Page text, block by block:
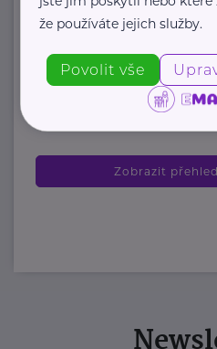
poskytuje více ...
https://
+420 702 019 159
info@odevnibanka.cz
Zobrazit
že používáte jejich služby.
Povolit vše